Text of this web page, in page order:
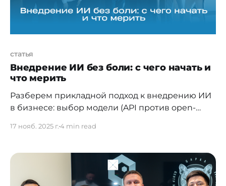
статья
Внедрение ИИ без боли: с чего начать и
что мерить
Разберем прикладной подход к внедрению ИИ
в бизнесе: выбор модели (API против open-
инструменты быстрого старта и практические
кейсы с измеримым ROI. Диалог с Андреем
Киселёвым, генеральным директором ИТ-ГРАД,
17 нояб. 2025 г.4 min read